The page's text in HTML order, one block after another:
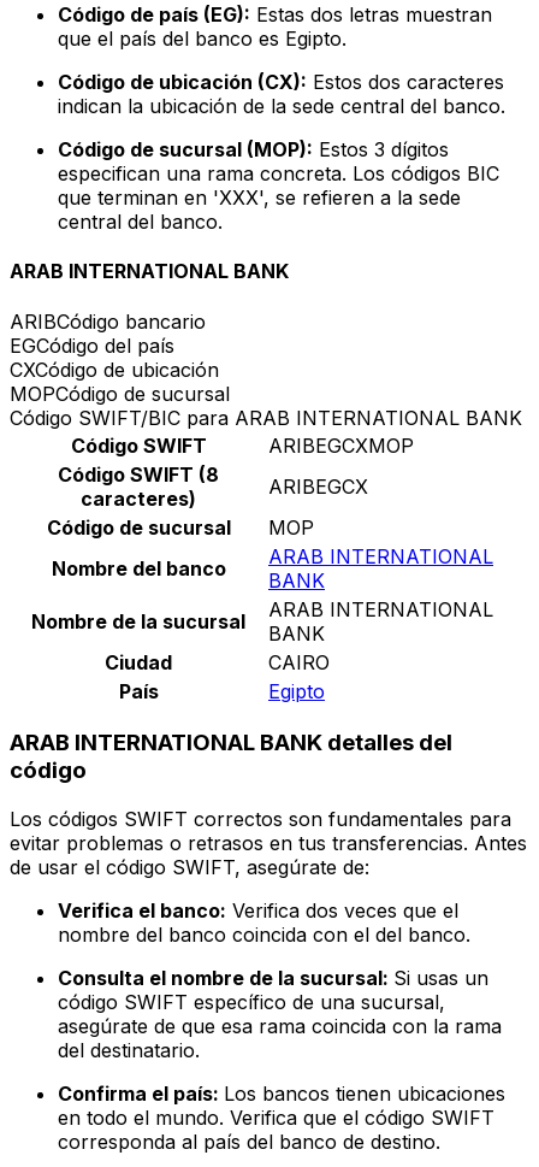
Código de país (EG): Estas dos letras muestran
que el país del banco es Egipto.
Código de ubicación (CX): Estos dos caracteres
indican la ubicación de la sede central del banco.
Código de sucursal (MOP): Estos 3 dígitos
especifican una rama concreta. Los códigos BIC
que terminan en 'XXX', se refieren a la sede
central del banco.
ARAB INTERNATIONAL BANK
ARIBCódigo bancario
EGCódigo del país
CXCódigo de ubicación
MOPCódigo de sucursal
Código SWIFT/BIC para ARAB INTERNATIONAL BANK
Código SWIFT
ARIBEGCXMOP
Código SWIFT (8
caracteres)
ARIBEGCX
Código de sucursal
MOP
Nombre del banco
ARAB INTERNATIONAL
BANK
Nombre de la sucursal
ARAB INTERNATIONAL
BANK
Ciudad
CAIRO
País
Egipto
ARAB INTERNATIONAL BANK detalles del
código
Los códigos SWIFT correctos son fundamentales para
evitar problemas o retrasos en tus transferencias. Antes
de usar el código SWIFT, asegúrate de:
Verifica el banco: Verifica dos veces que el
nombre del banco coincida con el del banco.
Consulta el nombre de la sucursal: Si usas un
código SWIFT específico de una sucursal,
asegúrate de que esa rama coincida con la rama
del destinatario.
Confirma el país: Los bancos tienen ubicaciones
en todo el mundo. Verifica que el código SWIFT
corresponda al país del banco de destino.